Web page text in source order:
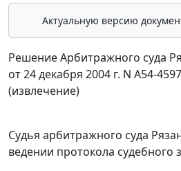
Актуальную версию
Решение Арбитражного суда
от 24 декабря 2004 г. N А54-
(извлечение)
Судья арбитражного суда
ведении протокола судебного